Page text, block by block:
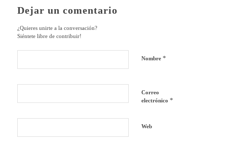
Dejar un comentario
¿Quieres unirte a la conversación?
Siéntete libre de contribuir!
Nombre *
Correo
electrónico *
Web